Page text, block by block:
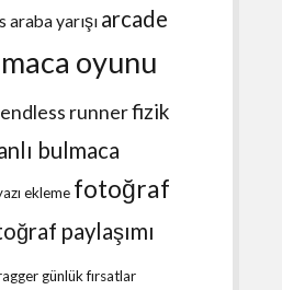
araba yarışı arcade
oyunu
endless runnerfizik
bulmaca
ekleme fotoğraf
paylaşımı
günlük fırsatlar